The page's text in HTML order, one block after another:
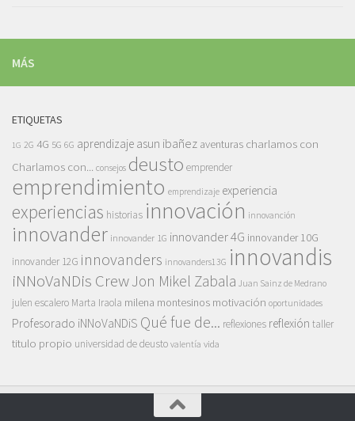
MÁS
ETIQUETAS
1G 2G 4G 5G 6G aprendizaje asun ibañez aventuras charlamos con
Charlamos con... consejos deusto emprender
emprendimiento emprendizaje experiencia
experiencias historias innovación innovanción
innovander innovander 1G innovander 4G innovander 10G
innovander 12G innovanders innovanders13G innovandis
iNNoVaNDis CrewJon Mikel Zabala Juan Sainz de Medrano
julen escalero Marta Iraola milena montesinos motivación oportunidades
Profesorado iNNoVaNDiS Qué fue de... reflexiones reflexión taller
titulo propio universidad de deusto valentía vida